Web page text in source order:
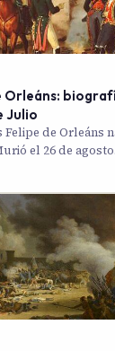
Orleáns:
Julio
de Orleáns
el 26 de